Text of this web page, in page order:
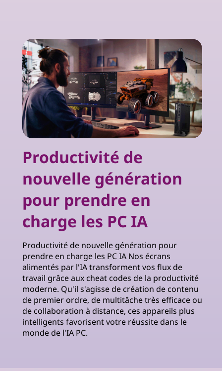
Productivité de
nouvelle génération
pour prendre en
charge les PC IA
Productivité de nouvelle génération pour
prendre en charge les PC IA Nos écrans
alimentés par l'IA transforment vos flux de
travail grâce aux cheat codes de la productivité
moderne. Qu'il s'agisse de création de contenu
de premier ordre, de multitâche très efficace ou
de collaboration à distance, ces appareils plus
intelligents favorisent votre réussite dans le
monde de l'IA PC.